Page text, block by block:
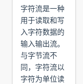
字符流是一种
用于读取和写
入字符数据的
输入输出流。
与字节流不
同，字符流以
字符为单位读